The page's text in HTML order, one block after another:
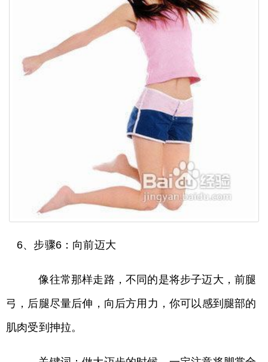
6、步骤6：向前迈大
像往常那样走路，不同的是将步子迈大，前腿
弓，后腿尽量后伸，向后方用力，你可以感到腿部的
肌肉受到抻拉。